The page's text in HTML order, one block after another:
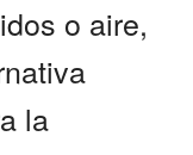
o aire,
la